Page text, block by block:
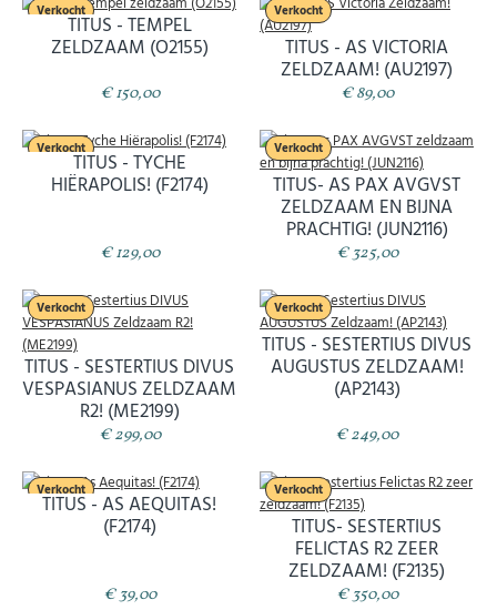
Abonneer u op onze nieuwsbrief
Schrijf u in voor onze gratis nieuwsbrief en ontvang
wekelijks een overzicht van de nieuwste munten en
Uw
email
AANMELDEN
U kunt zich op elk moment weer afmelden via de nieuwsbrief.
Uw gegevens worden niet gedeeld met derden
Verkocht
TITUS - TEMPEL
ZELDZAAM (O2155)
€ 150,00
Verkocht
TITUS - AS VICTORIA
ZELDZAAM! (AU2197)
€ 89,00
Verkocht
TITUS - TYCHE
HIËRAPOLIS! (F2174)
€ 129,00
Verkocht
TITUS- AS PAX AVGVST
ZELDZAAM EN BIJNA
PRACHTIG! (JUN2116)
€ 325,00
Verkocht
TITUS - SESTERTIUS DIVUS
VESPASIANUS ZELDZAAM
R2! (ME2199)
€ 299,00
Verkocht
TITUS - SESTERTIUS DIVUS
AUGUSTUS ZELDZAAM!
(AP2143)
€ 249,00
Verkocht
TITUS - AS AEQUITAS!
(F2174)
€ 39,00
Verkocht
TITUS- SESTERTIUS
FELICTAS R2 ZEER
ZELDZAAM! (F2135)
€ 350,00